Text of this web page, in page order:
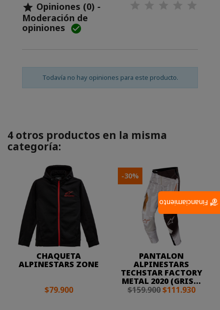
 Opiniones (0) -
Moderación de
opiniones 
Todavía no hay opiniones para este producto.
4 otros productos en la misma
categoría:
CHAQUETA
ALPINESTARS ZONE
$79.900
PANTALON
ALPINESTARS
TECHSTAR FACTORY
METAL 2020 (GRIS...
$159.900 $111.930
-30%
Financiamiento